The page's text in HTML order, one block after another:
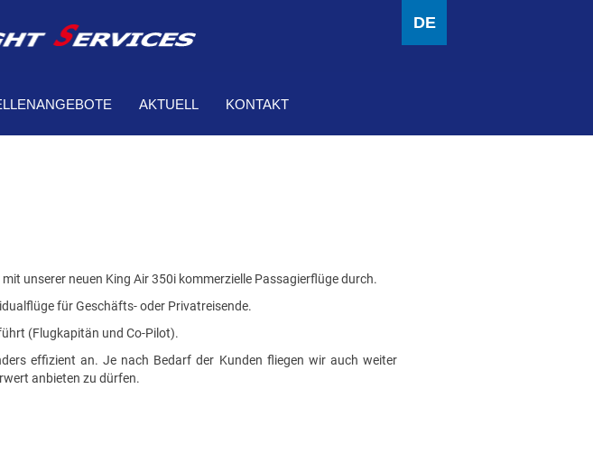
DE
AKTUELL KONTAKT
unserer neuen King Air 350i kommerzielle Passagierflüge durch.
für Geschäfts- oder Privatreisende.
(Flugkapitän und Co-Pilot).
effizient an. Je nach Bedarf der Kunden fliegen wir auch weiter
anbieten zu dürfen.